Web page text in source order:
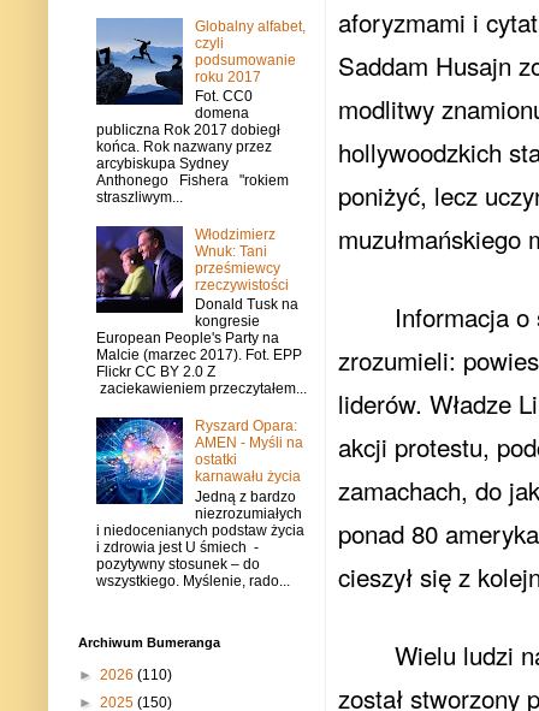
aforyzmami i
Saddam Husajn
modlitwy
hollywoodzkich
poniżyć, lecz
muzułmańskiego
Informacja o
zrozumieli:
liderów. Władze
akcji protestu,
zamachach, do
ponad 80
cieszył się z
Wielu ludzi
został stworzony
Globalny alfabet,
czyli
podsumowanie
roku 2017
Fot. CC0
domena
publiczna Rok 2017 dobiegł
końca. Rok nazwany przez
arcybiskupa Sydney
Anthonego Fishera "rokiem
straszliwym...
Włodzimierz
Wnuk: Tani
prześmiewcy
rzeczywistości
Donald Tusk na
kongresie
European People's Party na
Malcie (marzec 2017). Fot. EPP
Flickr CC BY 2.0 Z
zaciekawieniem przeczytałem...
Ryszard Opara:
AMEN - Myśli na
ostatki
karnawału życia
Jedną z bardzo
niezrozumiałych
i niedocenianych podstaw życia
i zdrowia jest U śmiech -
pozytywny stosunek – do
wszystkiego. Myślenie, rado...
Archiwum Bumeranga
► 2026 (110)
► 2025 (150)